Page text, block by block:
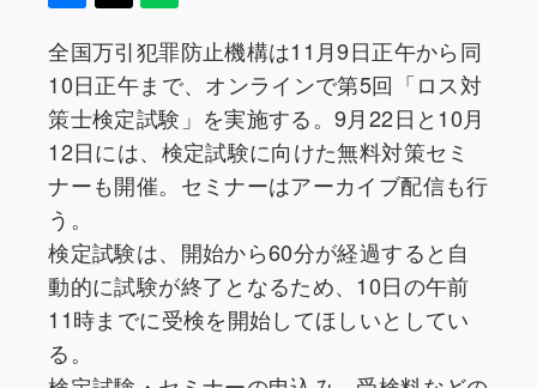
全国万引犯罪防止機構は11月9日正午から同
10日正午まで、オンラインで第5回「ロス対
策士検定試験」を実施する。9月22日と10月
12日には、検定試験に向けた無料対策セミ
ナーも開催。セミナーはアーカイブ配信も行
う。
検定試験は、開始から60分が経過すると自
動的に試験が終了となるため、10日の午前
11時までに受検を開始してほしいとしてい
る。